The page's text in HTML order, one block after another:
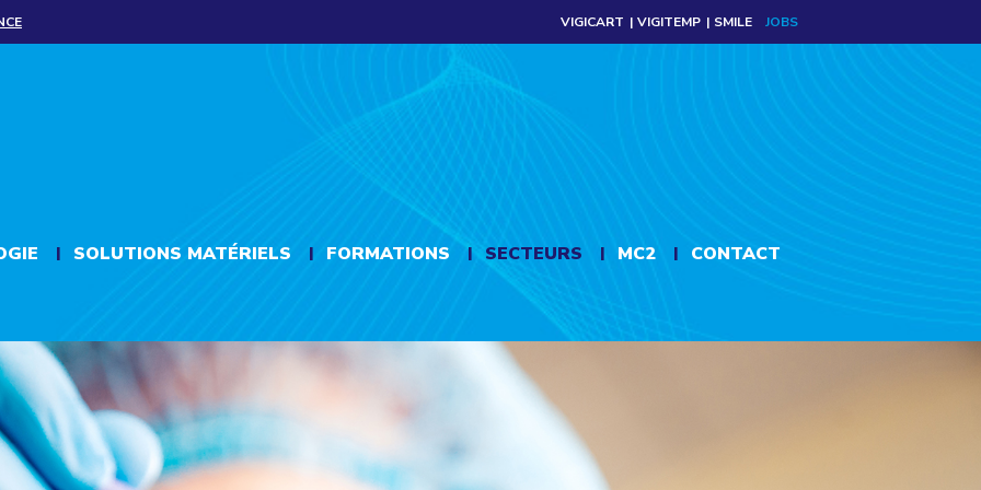
VIGICART VIGITEMP SMILE JOBS
SOLUTIONS MATÉRIELS FORMATIONS SECTEURS MC2 CONTACT